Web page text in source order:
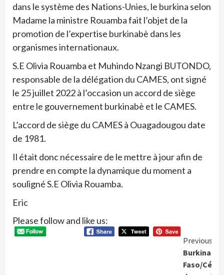
dans le système des Nations-Unies, le burkina selon
Madame la ministre Rouamba fait l’objet de la
promotion de l’expertise burkinabè dans les
organismes internationaux.
S.E Olivia Rouamba et Muhindo Nzangi BUTONDO,
responsable de la délégation du CAMES, ont signé
le 25 juillet 2022 à l’occasion un accord de siège
entre le gouvernement burkinabè et le CAMES.
L’accord de siège du CAMES à Ouagadougou date
de 1981.
Il était donc nécessaire de le mettre à jour afin de
prendre en compte la dynamique du moment a
souligné S.E Olivia Rouamba.
Eric
Please follow and like us:
Previous
Burkina-
Faso/